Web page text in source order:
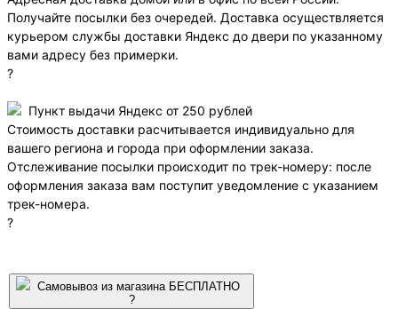
Получайте посылки без очередей. Доставка осуществляется
курьером службы доставки Яндекс до двери по указанному
вами адресу без примерки.
?
Пункт выдачи Яндекс от 250 рублей
Стоимость доставки расчитывается индивидуально для
вашего региона и города при оформлении заказа.
Отслеживание посылки происходит по трек-номеру: после
оформления заказа вам поступит уведомление с указанием
трек-номера.
?
Самовывоз из магазина БЕСПЛАТНО
?